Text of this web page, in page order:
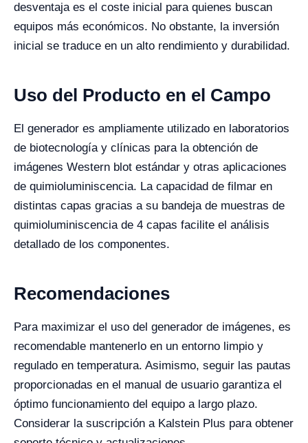
desventaja es el coste inicial para quienes buscan
equipos más económicos. No obstante, la inversión
inicial se traduce en un alto rendimiento y durabilidad.
Uso del Producto en el Campo
El generador es ampliamente utilizado en laboratorios
de biotecnología y clínicas para la obtención de
imágenes Western blot estándar y otras aplicaciones
de quimioluminiscencia. La capacidad de filmar en
distintas capas gracias a su bandeja de muestras de
quimioluminiscencia de 4 capas facilite el análisis
detallado de los componentes.
Recomendaciones
Para maximizar el uso del generador de imágenes, es
recomendable mantenerlo en un entorno limpio y
regulado en temperatura. Asimismo, seguir las pautas
proporcionadas en el manual de usuario garantiza el
óptimo funcionamiento del equipo a largo plazo.
Considerar la suscripción a Kalstein Plus para obtener